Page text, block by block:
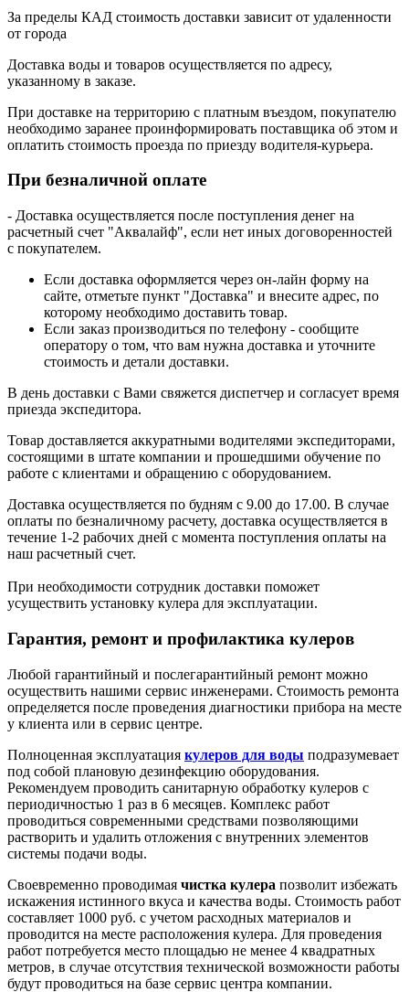
За пределы КАД стоимость доставки зависит от удаленности
от города
Доставка воды и товаров осуществляется по адресу,
указанному в заказе.
При доставке на территорию с платным въездом, покупателю
необходимо заранее проинформировать поставщика об этом и
оплатить стоимость проезда по приезду водителя-курьера.
При безналичной оплате
- Доставка осуществляется после поступления денег на
расчетный счет "Аквалайф", если нет иных договоренностей
с покупателем.
Если доставка оформляется через он-лайн форму на
сайте, отметьте пункт "Доставка" и внесите адрес, по
которому необходимо доставить товар.
Если заказ производиться по телефону - сообщите
оператору о том, что вам нужна доставка и уточните
стоимость и детали доставки.
В день доставки с Вами свяжется диспетчер и согласует время
приезда экспедитора.
Товар доставляется аккуратными водителями экспедиторами,
состоящими в штате компании и прошедшими обучение по
работе с клиентами и обращению с оборудованием.
Доставка осуществляется по будням с 9.00 до 17.00. В случае
оплаты по безналичному расчету, доставка осуществляется в
течение 1-2 рабочих дней с момента поступления оплаты на
наш расчетный счет.
При необходимости сотрудник доставки поможет
усуществить установку кулера для эксплуатации.
Гарантия, ремонт и профилактика кулеров
Любой гарантийный и послегарантийный ремонт можно
осуществить нашими сервис инженерами. Стоимость ремонта
определяется после проведения диагностики прибора на месте
у клиента или в сервис центре.
Полноценная эксплуатация кулеров для воды подразумевает
под собой плановую дезинфекцию оборудования.
Рекомендуем проводить санитарную обработку кулеров с
периодичностью 1 раз в 6 месяцев. Комплекс работ
проводиться современными средствами позволяющими
растворить и удалить отложения с внутренних элементов
системы подачи воды.
Своевременно проводимая чистка кулера позволит избежать
искажения истинного вкуса и качества воды. Стоимость работ
составляет 1000 руб. с учетом расходных материалов и
проводится на месте расположения кулера. Для проведения
работ потребуется место площадью не менее 4 квадратных
метров, в случае отсутствия технической возможности работы
будут проводиться на базе сервис центра компании.